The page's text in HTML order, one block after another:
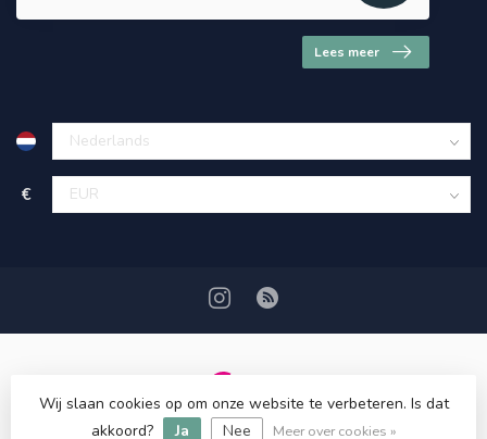
Lees meer
€
© Copyright 2026 HerbalDrogist.com
Wij slaan cookies op om onze website te verbeteren. Is dat
akkoord?
Ja Nee Meer over cookies »